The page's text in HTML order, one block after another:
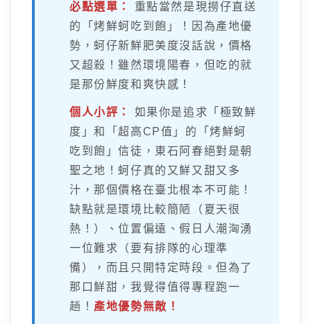
必點選單：
重點當然是現撈仔直送
的「烤鮮蚵吃到飽」！因為產地優
勢，蚵仔新鮮肥美度沒話說，價格
又超殺！雖然環境陽春，但吃的就
是那份鮮度和爽快感！
個人小評：
如果你是追求「極致鮮
度」和「超高CP值」的「烤鮮蚵
吃到飽」信徒，東石阿春絕對是朝
聖之地！蚵仔真的又鮮又甜又多
汁，那個價格在臺北根本不可能！
缺點就是環境比較簡陋（夏天很
熱！）、位置偏遠、假日人潮洶湧
一位難求（要有排隊的心理準
備），而且只開特定時段。但為了
那口鮮甜，我覺得值得專程跑一
趟！ 產地優勢無敵！